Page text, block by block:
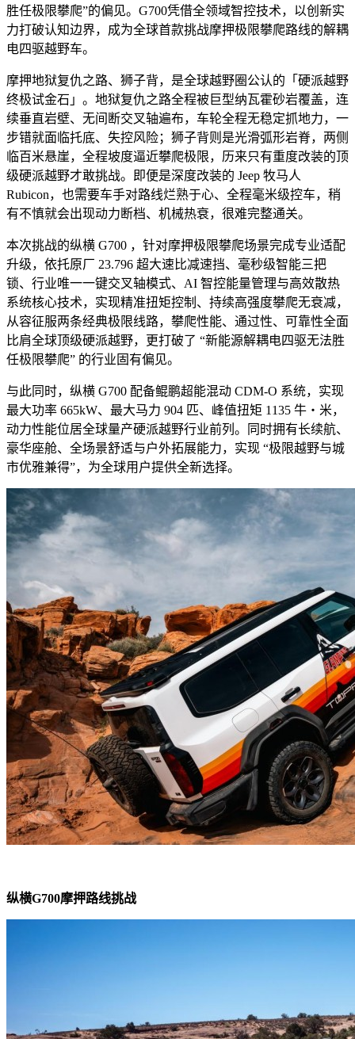
胜任极限攀爬”的偏见。G700凭借全领域智控技术，以创新实
力打破认知边界，成为全球首款挑战摩押极限攀爬路线的解耦
电四驱越野车。
摩押地狱复仇之路、狮子背，是全球越野圈公认的「硬派越野
终极试金石」。地狱复仇之路全程被巨型纳瓦霍砂岩覆盖，连
续垂直岩壁、无间断交叉轴遍布，车轮全程无稳定抓地力，一
步错就面临托底、失控风险；狮子背则是光滑弧形岩脊，两侧
临百米悬崖，全程坡度逼近攀爬极限，历来只有重度改装的顶
级硬派越野才敢挑战。即便是深度改装的 Jeep 牧马人
Rubicon，也需要车手对路线烂熟于心、全程毫米级控车，稍
有不慎就会出现动力断档、机械热衰，很难完整通关。
本次挑战的纵横 G700 ，针对摩押极限攀爬场景完成专业适配
升级，依托原厂 23.796 超大速比减速挡、毫秒级智能三把
锁、行业唯一一键交叉轴模式、AI 智控能量管理与高效散热
系统核心技术，实现精准扭矩控制、持续高强度攀爬无衰减，
从容征服两条经典极限线路，攀爬性能、通过性、可靠性全面
比肩全球顶级硬派越野，更打破了 “新能源解耦电四驱无法胜
任极限攀爬” 的行业固有偏见。
与此同时，纵横 G700 配备鲲鹏超能混动 CDM-O 系统，实现
最大功率 665kW、最大马力 904 匹、峰值扭矩 1135 牛・米，
动力性能位居全球量产硬派越野行业前列。同时拥有长续航、
豪华座舱、全场景舒适与户外拓展能力，实现 “极限越野与城
市优雅兼得”，为全球用户提供全新选择。
纵横G700摩押路线挑战